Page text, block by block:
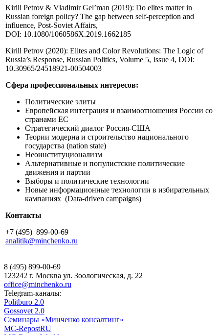
Kirill Petrov & Vladimir Gel’man (2019): Do elites matter in
Russian foreign policy? The gap between self-perception and
influence, Post-Soviet Affairs,
DOI: 10.1080/1060586X.2019.1662185
Kirill Petrov (2020): Elites and Color Revolutions: The Logic of
Russia’s Response, Russian Politics, Volume 5, Issue 4, DOI:
10.30965/24518921-00504003
Сфера профессиональных интересов:
Политические элиты
Европейская интеграция и взаимоотношения России со
странами ЕС
Стратегический диалог Россия-США
Теории модерна и строительство национального
государства (nation state)
Неоинституционализм
Альтернативные и популистские политические
движения и партии
Выборы и политические технологии
Новые информационные технологии в избирательных
кампаниях (Data-driven campaigns)
Контакты
+7 (495) 899-00-69
analitik@minchenko.ru
8 (495) 899-00-69
123242 г. Москва ул. Зоологическая, д. 22
office@minchenko.ru
Telegram-каналы:
Politburo 2.0
Gossovet 2.0
Семинары «Минченко консалтинг»
MC-RepostRU